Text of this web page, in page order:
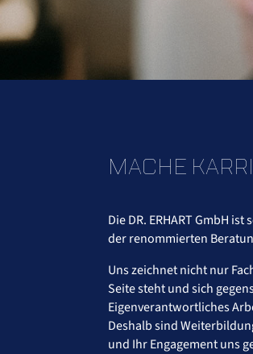
MACHE KARRI
Die DR. ERHART GmbH
der renommierten
Uns zeichnet nicht nur
Seite steht und sich
Eigenverantwortliches
Deshalb sind
und Ihr Engagement uns